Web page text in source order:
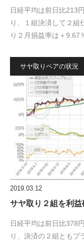
日経平均は前日比213
り、１組決済して２
り２月損益率は＋9.67
サヤ取りペアの状況
2019.03.12
サヤ取り２組を利益
日経平均は前日比378
り、決済の２組とも